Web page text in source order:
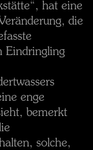
hat eine
die
Eindringling
enge
bemerkt
solche,